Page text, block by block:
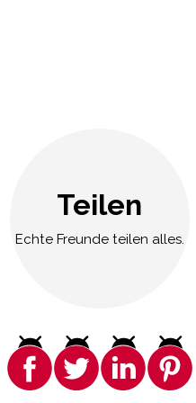
Teilen
Echte Freunde teilen alles.